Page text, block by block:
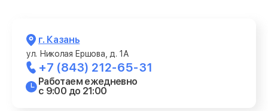
г. Казань
ул. Николая Ершова, д. 1А
+7 (843) 212-65-31
Работаем ежедневно
с 9:00 до 21:00